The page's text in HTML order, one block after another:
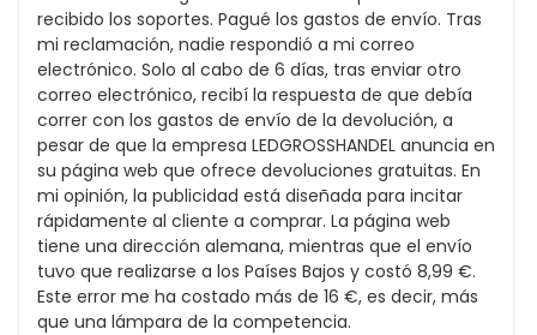
recibido los soportes. Pagué los gastos de envío. Tras
mi reclamación, nadie respondió a mi correo
electrónico. Solo al cabo de 6 días, tras enviar otro
correo electrónico, recibí la respuesta de que debía
correr con los gastos de envío de la devolución, a
pesar de que la empresa LEDGROSSHANDEL anuncia en
su página web que ofrece devoluciones gratuitas. En
mi opinión, la publicidad está diseñada para incitar
rápidamente al cliente a comprar. La página web
tiene una dirección alemana, mientras que el envío
tuvo que realizarse a los Países Bajos y costó 8,99 €.
Este error me ha costado más de 16 €, es decir, más
que una lámpara de la competencia.